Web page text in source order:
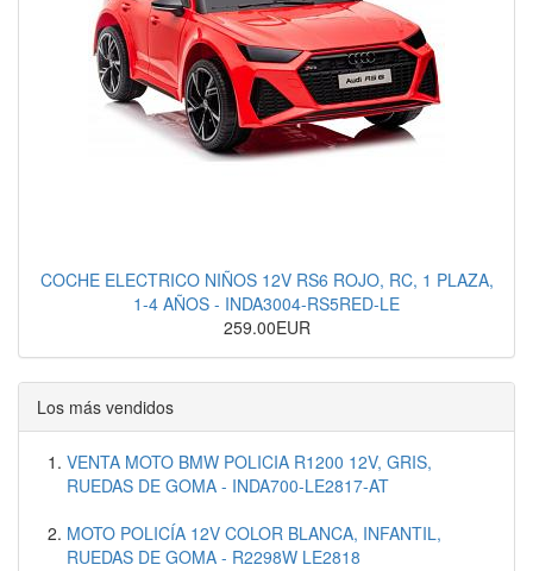
COCHE ELECTRICO NIÑOS 12V RS6 ROJO, RC, 1 PLAZA,
1-4 AÑOS - INDA3004-RS5RED-LE
259.00EUR
Los más vendidos
VENTA MOTO BMW POLICIA R1200 12V, GRIS,
RUEDAS DE GOMA - INDA700-LE2817-AT
MOTO POLICÍA 12V COLOR BLANCA, INFANTIL,
RUEDAS DE GOMA - R2298W LE2818